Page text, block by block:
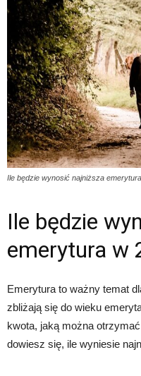
Ile będzie wynosić najniższa
Ile będzie
emerytura w
Emerytura to ważny temat
zbliżają się do wieku
kwota, jaką można
dowiesz się, ile wyniesie